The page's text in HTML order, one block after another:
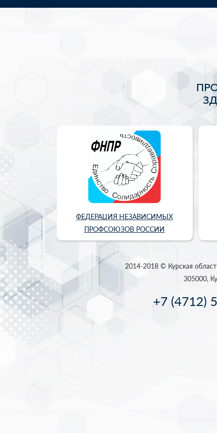
ФЕДЕРАЦИЯ НЕЗАВИСИМЫХ
ПРОФСОЮЗОВ РОССИИ
2014-2018 © Курская
305000,
+7 (4712)